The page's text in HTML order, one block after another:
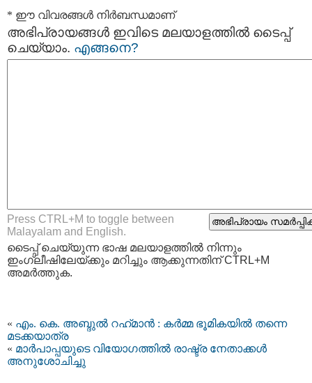
* ഈ വിവരങ്ങള്‍ നിര്‍ബന്ധമാണ്
അഭിപ്രായങ്ങള്‍ ഇവിടെ മലയാളത്തില്‍ ടൈപ്പ്
ചെയ്യാം. എങ്ങനെ?
Press CTRL+M to toggle between
Malayalam and English.
ടൈപ്പ്‌ ചെയ്യുന്ന ഭാഷ മലയാളത്തില്‍ നിന്നും
ഇംഗ്ലീഷിലേയ്ക്കും മറിച്ചും ആക്കുന്നതിന് CTRL+M
അമര്‍ത്തുക.
« എം. കെ. അബ്ദുൽ റഹ്‌മാൻ : കർമ്മ ഭൂമികയിൽ തന്നെ
മടക്കയാത്ര
« മാർപാപ്പയുടെ വിയോഗത്തിൽ രാഷ്ട്ര നേതാക്കൾ
അനുശോചിച്ചു